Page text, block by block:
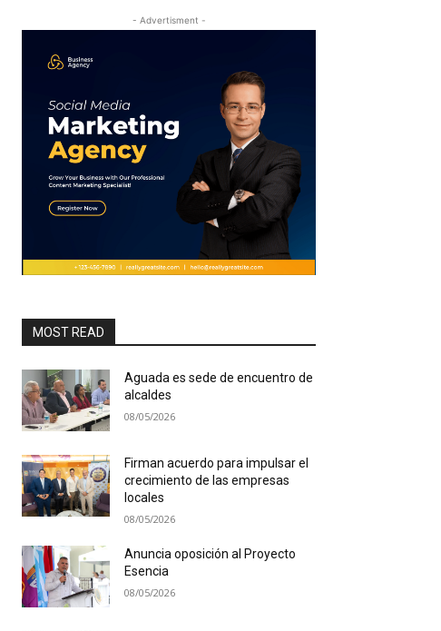
- Advertisment -
MOST READ
Aguada es sede de encuentro de
alcaldes
08/05/2026
Firman acuerdo para impulsar el
crecimiento de las empresas
locales
08/05/2026
Anuncia oposición al Proyecto
Esencia
08/05/2026